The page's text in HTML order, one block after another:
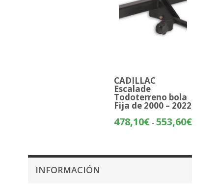
CADILLAC
Escalade
Todoterreno bola
Fija de 2000 – 2022
478,10€ - 553,60€Rango
INFORMACIÓN